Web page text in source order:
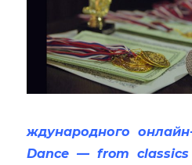
ждународного
Dance — from